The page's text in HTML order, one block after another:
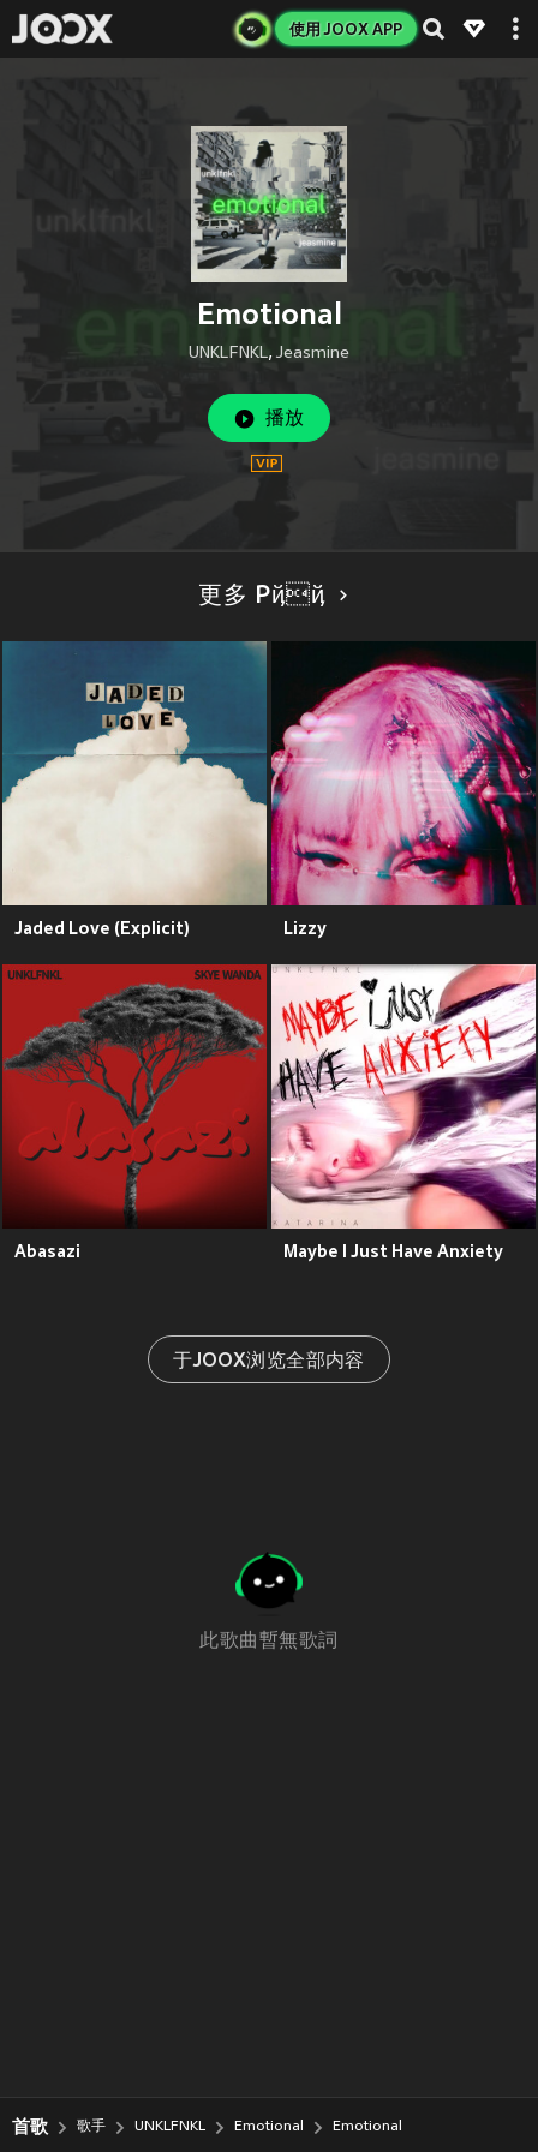
使用 JOOX APP
Emotional
UNKLFNKL, Jeasmine
播放
更多 Pҋҋ
Jaded Love (Explicit) Lizzy
Abasazi Maybe I Just Have Anxiety
于JOOX浏览全部内容
此歌曲暫無歌詞
首歌 歌手 UNKLFNKL Emotional Emotional